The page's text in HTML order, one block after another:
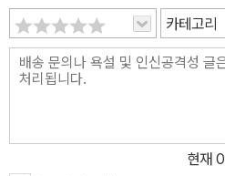
카테고리
현재 0